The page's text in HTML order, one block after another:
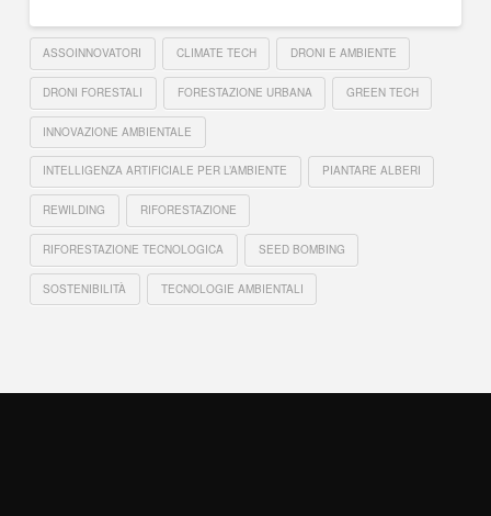
ASSOINNOVATORI CLIMATE TECH DRONI E AMBIENTE
DRONI FORESTALI FORESTAZIONE URBANA GREEN TECH
INNOVAZIONE AMBIENTALE
INTELLIGENZA ARTIFICIALE PER L’AMBIENTE PIANTARE ALBERI
REWILDING RIFORESTAZIONE
RIFORESTAZIONE TECNOLOGICA SEED BOMBING
SOSTENIBILITÀ TECNOLOGIE AMBIENTALI